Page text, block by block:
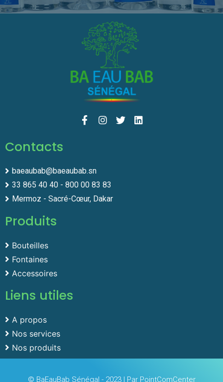
Contacts
baeaubab@baeaubab.sn
33 865 40 40 - 800 00 83 83
Mermoz - Sacré-Cœur, Dakar
Produits
Bouteilles
Fontaines
Accessoires
Liens utiles
A propos
Nos services
Nos produits
© BaEauBab Sénégal - 2023 | Par PointComCenter